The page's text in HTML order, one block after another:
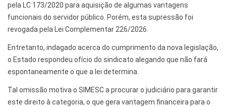
pela LC 173/2020 para aquisição de algumas vantagens
funcionais do servidor público. Porém, esta supressão foi
revogada pela Lei Complementar 226/2026.
Entretanto, indagado acerca do cumprimento da nova legislação,
o Estado respondeu ofício do sindicato alegando que não fará
espontaneamente o que a lei determina.
Tal omissão motiva o SIMESC a procurar o judiciário para garantir
este direito à categoria, o que gera vantagem financeira para o